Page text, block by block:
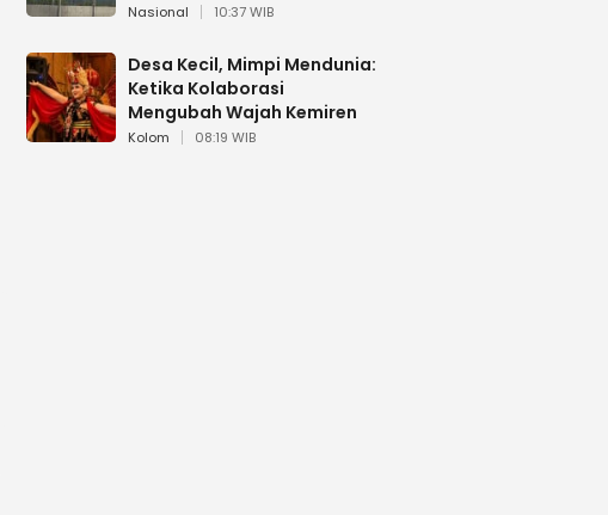
Nasional 10:37 WIB
Desa Kecil, Mimpi Mendunia:
Ketika Kolaborasi
Mengubah Wajah Kemiren
Kolom 08:19 WIB